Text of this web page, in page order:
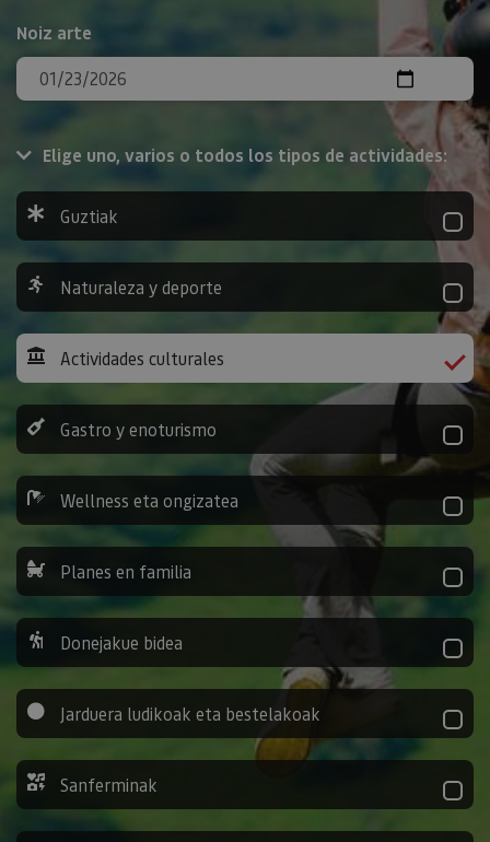
Noiz arte
Elige uno, varios o todos los tipos de actividades:
Guztiak
Naturaleza y deporte
Actividades culturales
Gastro y enoturismo
Wellness eta ongizatea
Planes en familia
Donejakue bidea
Jarduera ludikoak eta bestelakoak
Sanferminak